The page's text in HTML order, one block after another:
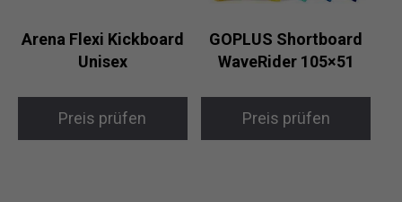
Arena Flexi Kickboard
Unisex
Preis prüfen
GOPLUS Shortboard
WaveRider 105×51
Preis prüfen